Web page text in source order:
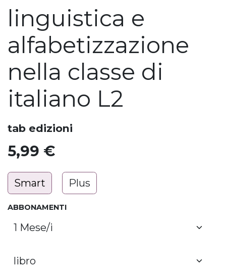
linguistica e
alfabetizzazione
nella classe di
italiano L2
tab edizioni
5,99 €
Smart Plus
ABBONAMENTI